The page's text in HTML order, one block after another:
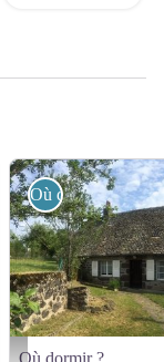
Gîte du Lilas - Office de
Où dormir ?
Où dormir ?